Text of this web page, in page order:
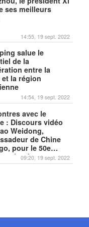
ses meilleurs
14:55, 19 sept. 2022
salue le
de la
entre la
et la région
14:54, 19 sept. 2022
avec le
: Discours vidéo
Weidong,
de Chine
pour le 50e
des
Chine-Togo
09:20, 19 sept. 2022